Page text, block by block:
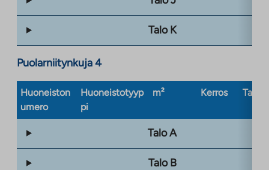
Talo K
Puolarniitynkuja 4
Huoneiston
umero
Huoneistotyyp
pi
m² Kerros
Talo A
Talo B